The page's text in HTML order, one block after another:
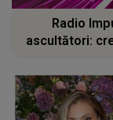
Radio
ascultători: